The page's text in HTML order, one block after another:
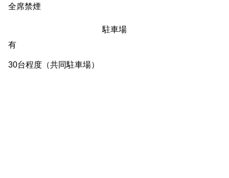
全席禁煙
駐車場
有
30台程度（共同駐車場）